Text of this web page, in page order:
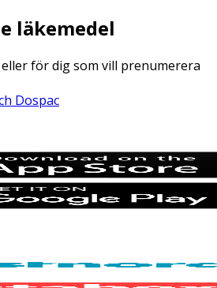
läkemedel
för dig som vill prenumerera
Dospac